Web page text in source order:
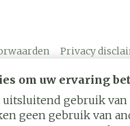
om uw ervaring
gebruik
geen gebruik van
Privacy